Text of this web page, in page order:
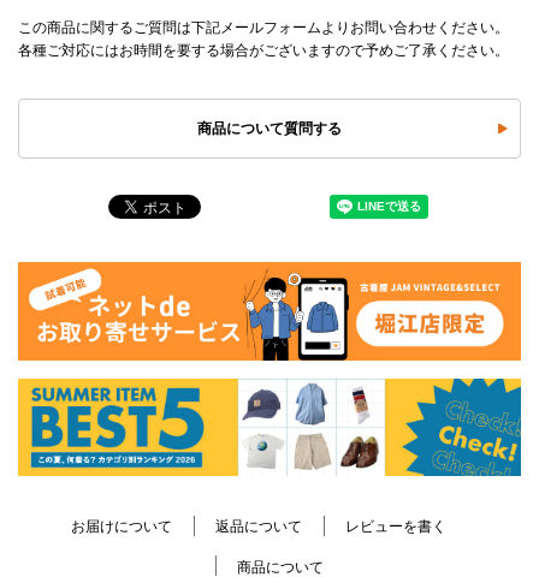
この商品に関するご質問は下記メールフォームよりお問い合わせください。
各種ご対応にはお時間を要する場合がございますので予めご了承ください。
商品について質問する
お届けについて 返品について レビューを書く
商品について